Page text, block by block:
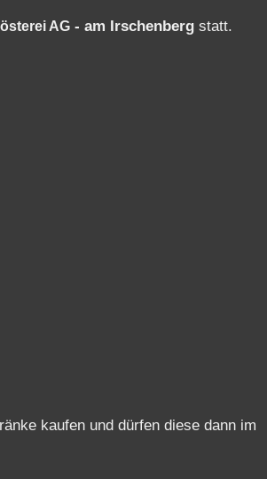
kaufen und dürfen diese dann im
auch Plätze im Restaurant zu